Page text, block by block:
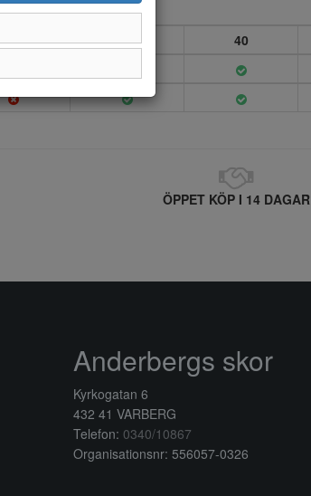
38 39 40
ÖPPET KÖP I 14 DAGAR
Anderbergs skor
Kyrkogatan 6
432 41 VARBERG
Telefon: 0340/10867
Organisationsnr: 556057-0326